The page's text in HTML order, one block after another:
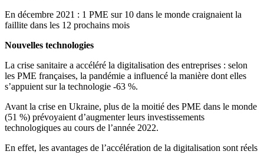
En décembre 2021 : 1 PME sur 10 dans le monde craignaient la
faillite dans les 12 prochains mois
Nouvelles technologies
La crise sanitaire a accéléré la digitalisation des entreprises : selon
les PME françaises, la pandémie a influencé la manière dont elles
s’appuient sur la technologie -63 %.
Avant la crise en Ukraine, plus de la moitié des PME dans le monde
(51 %) prévoyaient d’augmenter leurs investissements
technologiques au cours de l’année 2022.
En effet, les avantages de l’accélération de la digitalisation sont réels